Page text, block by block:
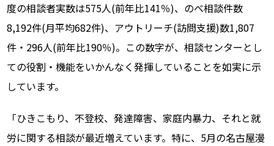
度の相談者実数は575人(前年比141％)、のべ相談件数
8,192件(月平均682件)、アウトリーチ(訪問支援)数1,807
件・296人(前年比190％)。この数字が、相談センターとし
ての役割・機能をいかんなく発揮していることを如実に示
しています。
「ひきこもり、不登校、発達障害、家庭内暴力、それと就
労に関する相談が最近増えています。特に、5月の名古屋漫